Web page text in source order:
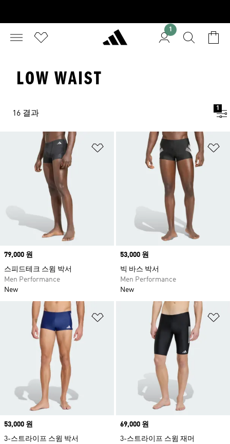
1
LOW WAIST
16 결과
1
위시리스트 담기
Price
79,000 원
스피드테크 스윔 박서
Men Performance
New
Price
53,000 원
빅 바스 박서
Men Performance
New
위시리스트 담기
Price
53,000 원
3-스트라이프 스윔 박서
Price
69,000 원
3-스트라이프 스윔 재머